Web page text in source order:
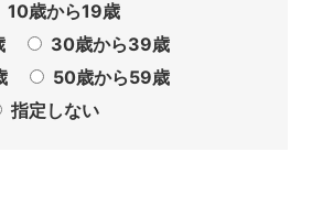
10歳から19歳
30歳から39歳
50歳から59歳
指定しない